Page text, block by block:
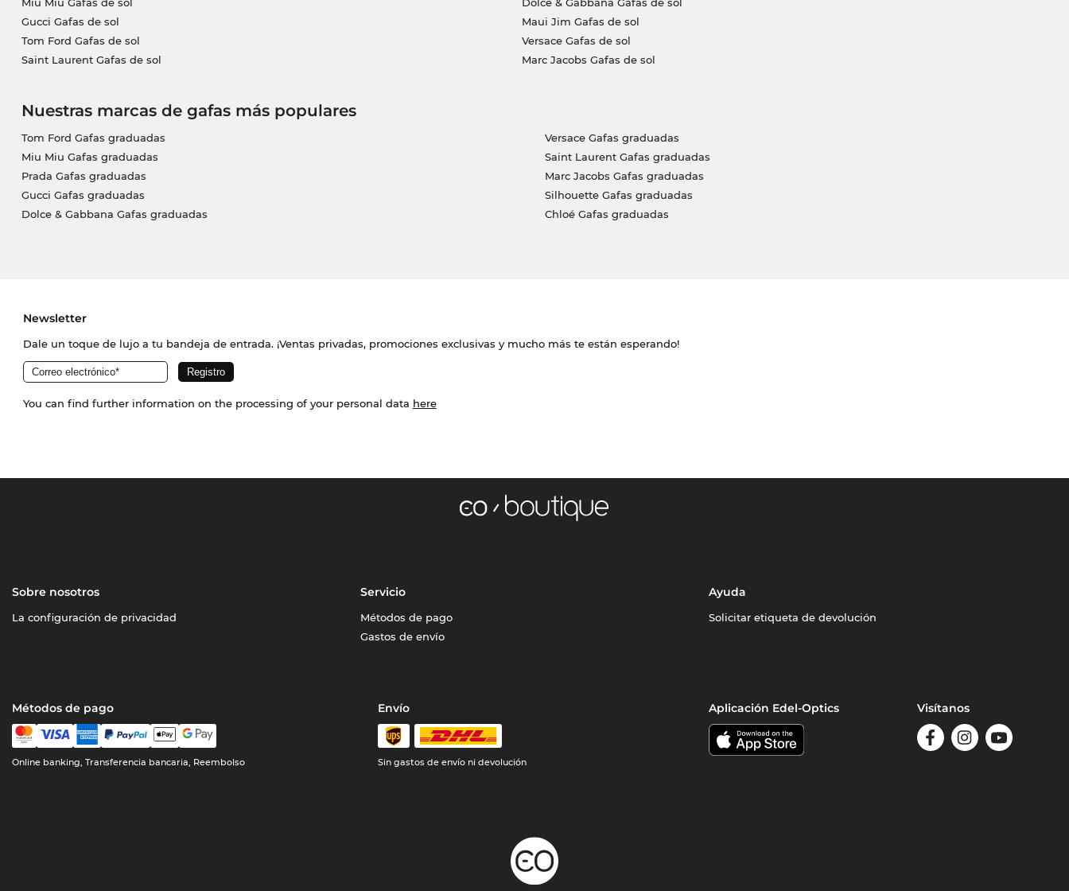
Gucci Gafas de sol
Tom Ford Gafas de sol
Saint Laurent Gafas de sol
Maui Jim Gafas de sol
Versace Gafas de sol
Marc Jacobs Gafas de sol
Nuestras marcas de gafas más populares
Tom Ford Gafas graduadas
Miu Miu Gafas graduadas
Prada Gafas graduadas
Gucci Gafas graduadas
Dolce & Gabbana Gafas graduadas
Versace Gafas graduadas
Saint Laurent Gafas graduadas
Marc Jacobs Gafas graduadas
Silhouette Gafas graduadas
Chloé Gafas graduadas
Newsletter
Dale un toque de lujo a tu bandeja de entrada. ¡Ventas privadas, promociones exclusivas y mucho más te están esperando!
You can find further information on the processing of your personal data here
Sobre nosotros
La configuración de privacidad
Servicio
Métodos de pago
Gastos de envío
Ayuda
Solicitar etiqueta de devolución
Métodos de pago
Online banking, Transferencia bancaria, Reembolso
Envío
Sin gastos de envío ni devolución
Aplicación Edel-Optics Visítanos